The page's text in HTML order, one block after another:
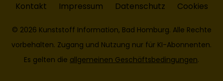
Kontakt Impressum Datenschutz Cookies
© 2026 Kunststoff Information, Bad Homburg. Alle Rechte
vorbehalten. Zugang und Nutzung nur für KI-Abonnenten.
Es gelten die allgemeinen Geschäftsbedingungen.